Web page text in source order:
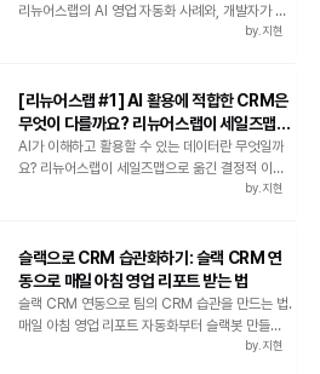
리뉴어스랩의 AI 영업 자동화 사례와, 개발자가 아
니어도 API를 활용하는 방법을 소개합니다.by. 지현
[리뉴어스랩 #1] AI 활용에 적합한 CRM은
무엇이 다를까요? 리뉴어스랩이 세일즈맵
CRM을 선택한 이유
AI가 이해하고 활용할 수 있는 데이터란 무엇일까
요? 리뉴어스랩이 세일즈맵으로 옮긴 결정적 이유,
‘자유도’라는 새로운 CRM 선택 기준을 확인해보세
by. 지현
슬랙으로 CRM 습관화하기: 슬랙 CRM 연
동으로 매일 아침 영업 리포트 받는 법
슬랙 CRM 연동으로 팀의 CRM 습관을 만드는 법.
매일 아침 영업 리포트 자동화부터 슬랙봇 만들기까
지, 세일즈맵이 실제로 쓰는 슬랙 자동화 사례와 코
by. 지현